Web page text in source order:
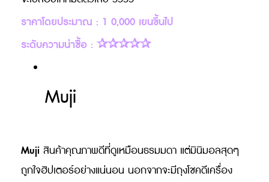
ราคาโดยประมาณ : 1 0,000 เยนขึ้นไป
ระดับความน่าซื้อ : ✰✰✰✰✰
Muji
Muji สินค้าคุณภาพดีที่ดูเหมือนธรมมดา แต่มินิมอลสุดๆ
ถูกใจฮิปเตอร์อย่างแน่นอน นอกจากจะมีถุงโชคดีเครื่อง